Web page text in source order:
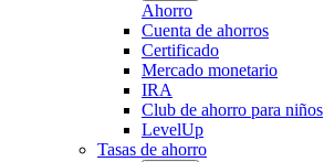
Ahorro
Cuenta de ahorros
Certificado
Mercado monetario
IRA
Club de ahorro para niños
LevelUp
Tasas de ahorro